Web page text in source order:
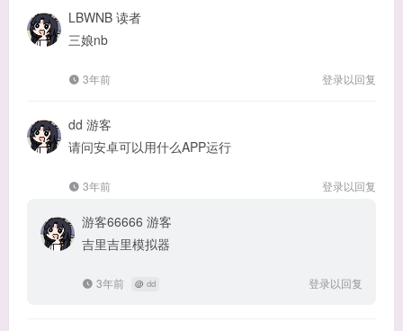
LBWNB 读者
三娘nb
3年前 登录以回复
dd 游客
请问安卓可以用什么APP运行
3年前 登录以回复
游客66666 游客
吉里吉里模拟器
3年前 @ dd 登录以回复